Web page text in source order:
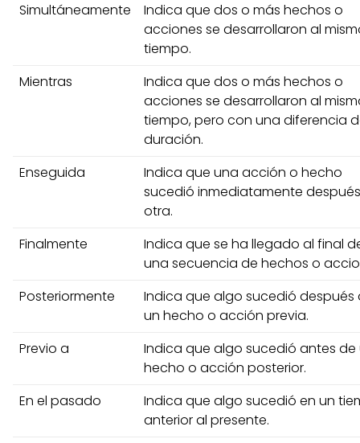
Simultáneamente
Indica que dos o más hechos o
acciones se desarrollaron al
tiempo.
Mientras
Indica que dos o más hechos o
acciones se desarrollaron al
tiempo, pero con una diferencia
duración.
Enseguida
Indica que una acción o hecho
sucedió inmediatamente
otra.
Finalmente
Indica que se ha llegado al final
una secuencia de hechos o
Posteriormente
Indica que algo sucedió después
un hecho o acción previa.
Previo a
Indica que algo sucedió antes de
hecho o acción posterior.
En el pasado
Indica que algo sucedió en un
anterior al presente.